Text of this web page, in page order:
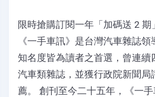
限時搶購訂閱一年「加碼送 2
《一手車訊》是台灣汽車雜誌領
知名度皆為讀者之首選，曾連續
汽車類雜誌，並獲行政院新聞局
薦。 創刊至今二十五年，《一